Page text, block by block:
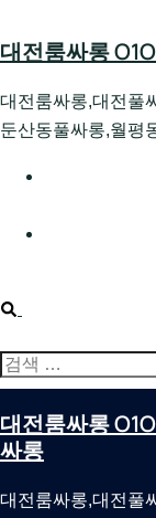
to
대전룸싸롱
대전룸싸롱,대전풀
둔산동풀싸롱,월평
Search
검
색:
대전룸싸롱
싸롱
대전룸싸롱,대전풀